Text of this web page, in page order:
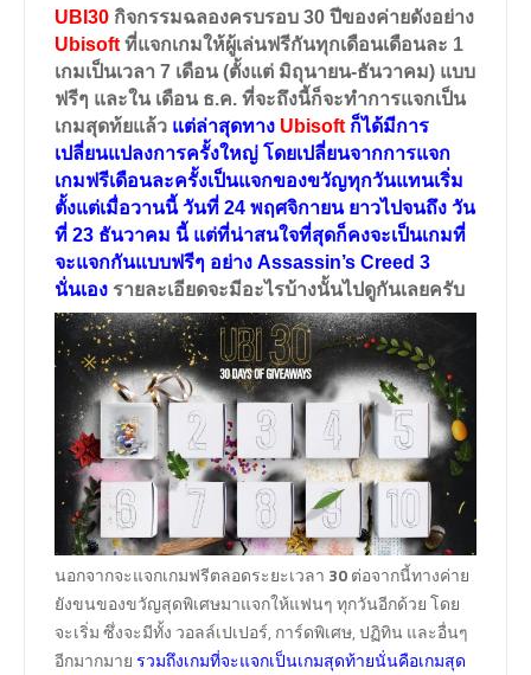
UBI30 กิจกรรมฉลองครบรอบ 30 ปีของค่ายดังอย่าง
Ubisoft ที่แจกเกมให้ผู้เล่นฟรีกันทุกเดือนเดือนละ 1
เกมเป็นเวลา 7 เดือน (ตั้งแต่ มิถุนายน-ธันวาคม) แบบ
ฟรีๆ และใน เดือน ธ.ค. ที่จะถึงนี้ก็จะทำการแจกเป็น
เกมสุดท้ยแล้ว แต่ล่าสุดทาง Ubisoft ก็ได้มีการ
เปลี่ยนแปลงการครั้งใหญ่ โดยเปลี่ยนจากการแจก
เกมฟรีเดือนละครั้งเป็นแจกของขวัญทุกวันแทนเริ่ม
ตั้งแต่เมื่อวานนี้วันที่ 24 พฤศจิกายน ยาวไปจนถึง วัน
ที่ 23 ธันวาคม นี้แต่ที่น่าสนใจที่สุดก็คงจะเป็นเกมที่
จะแจกกันแบบฟรีๆ อย่าง Assassin’s Creed 3
นั่นเอง รายละเอียดจะมีอะไรบ้างนั้นไปดูกันเลยครับ
นอกจากจะแจกเกมฟรีตลอดระยะเวลา 30ต่อจากนี้ทางค่าย
ยังขนของขวัญสุดพิเศษมาแจกให้แฟนๆ ทุกวันอีกด้วย โดย
จะเริ่ม ซึ่งจะมีทั้ง วอลล์เปเปอร์, การ์ดพิเศษ, ปฏิทิน และอื่นๆ
อีกมากมายรวมถึงเกมที่จะแจกเป็นเกมสุดท้ายนั่นคือเกมสุด